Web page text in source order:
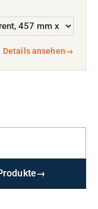
Details ansehen→
→